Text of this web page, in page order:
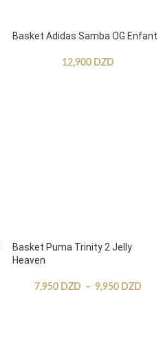
Basket Adidas Samba OG Enfant
12,900 DZD
Basket Puma Trinity 2 Jelly
Heaven
7,950 DZD – 9,950 DZD